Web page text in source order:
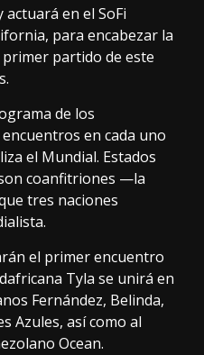
actuará en el SoFi
para encabezar la
partido de este
de los
en cada uno
el Mundial. Estados
coanfitriones —la
tres naciones
el primer encuentro
Tyla se unirá en
Fernández, Belinda,
Azules, así como al
Ocean.